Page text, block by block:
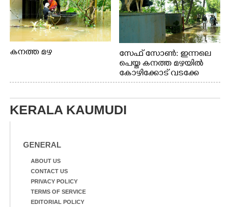
കനത്ത മഴ
സേഫ് സോൺ: ഇന്നലെ
പെയ്ത കനത്ത മഴയിൽ
കോഴിക്കോട് വടക്കേ
വയലിൽ വെള്ളം
വെള്ളത്തിലൂടെ
KERALA KAUMUDI
GENERAL
ABOUT US
CONTACT US
PRIVACY POLICY
TERMS OF SERVICE
EDITORIAL POLICY